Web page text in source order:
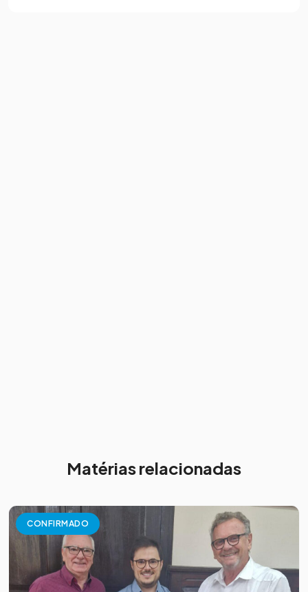
Matérias relacionadas
CONFIRMADO